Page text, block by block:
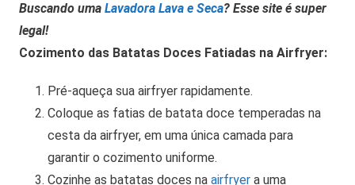
Buscando uma Lavadora Lava e Seca? Esse site é super
legal!
Cozimento das Batatas Doces Fatiadas na Airfryer:
Pré-aqueça sua airfryer rapidamente.
Coloque as fatias de batata doce temperadas na
cesta da airfryer, em uma única camada para
garantir o cozimento uniforme.
Cozinhe as batatas doces na airfryer a uma